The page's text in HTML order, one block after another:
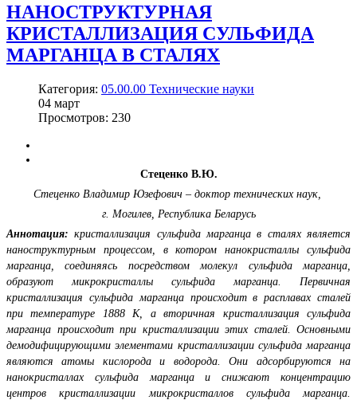
НАНОСТРУКТУРНАЯ
КРИСТАЛЛИЗАЦИЯ СУЛЬФИДА
МАРГАНЦА В СТАЛЯХ
Категория: 05.00.00 Технические науки
04 март
Просмотров: 230
Стеценко В.Ю.
Стеценко Владимир Юзефович – доктор технических наук,
г. Могилев, Республика Беларусь
Аннотация:кристаллизация сульфида марганца в сталях является
наноструктурным процессом, в котором нанокристаллы сульфида
марганца, соединяясь посредством молекул сульфида марганца,
образуют микрокристаллы сульфида марганца. Первичная
кристаллизация сульфида марганца происходит в расплавах сталей
при температуре 1888 К, а вторичная кристаллизация сульфида
марганца происходит при кристаллизации этих сталей. Основными
демодифицирующими элементами кристаллизации сульфида марганца
являются атомы кислорода и водорода. Они адсорбируются на
нанокристаллах сульфида марганца и снижают концентрацию
центров кристаллизации микрокристаллов сульфида марганца.